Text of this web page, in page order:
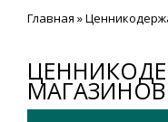
Главная »
МАГАЗИНОВ